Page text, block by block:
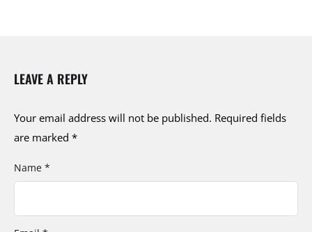
LEAVE A REPLY
Your email address will not be published. Required fields
are marked *
Name *